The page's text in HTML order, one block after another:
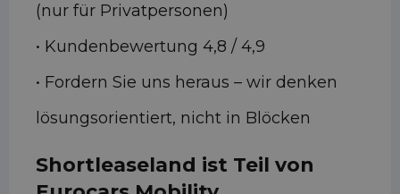
(nur für Privatpersonen)
• Kundenbewertung 4,8 / 4,9
• Fordern Sie uns heraus – wir denken
lösungsorientiert, nicht in Blöcken
Shortleaseland ist Teil von